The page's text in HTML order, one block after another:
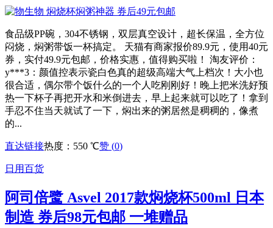
食品级PP碗，304不锈钢，双层真空设计，超长保温，全方位
闷烧，焖粥带饭一杯搞定。 天猫有商家报价89.9元，使用40元
券，实付49.9元包邮，价格实惠，值得购买啦！ 淘友评价：
y***3：颜值控表示瓷白色真的超级高端大气上档次！大小也
很合适，偶尔带个饭什么的一个人吃刚刚好！晚上把米洗好预
热一下杯子再把开水和米倒进去，早上起来就可以吃了！拿到
手忍不住当天就试了一下，焖出来的粥居然是稠稠的，像煮
的...
直达链接热度：550 ℃赞 (0)
日用百货
阿司倍鹭 Asvel 2017款焖烧杯500ml 日本
制造 券后98元包邮 一堆赠品